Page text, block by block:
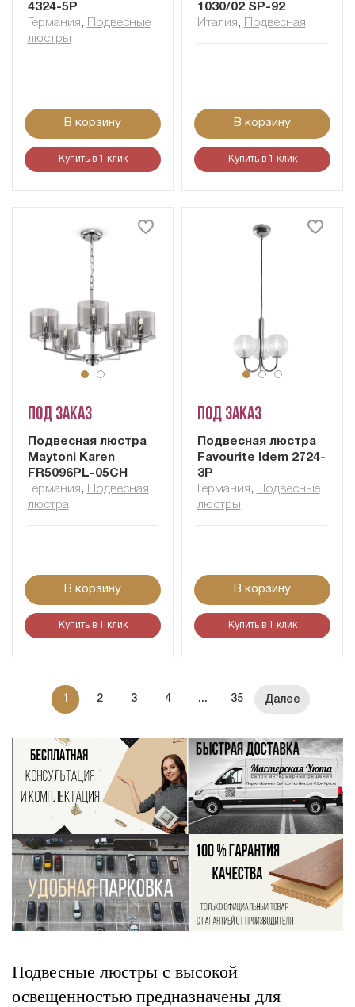
4324-5P
Германия ,
Подвесные
люстры
В корзину
Купить в 1 клик
1030/02 SP-92
Италия , Подвесная
В корзину
Купить в 1 клик
Под заказ
Подвесная люстра
Maytoni Karen
FR5096PL-05CH
Германия ,
Подвесная
люстра
В корзину
Купить в 1 клик
Под заказ
Подвесная люстра
Favourite Idem 2724-
3P
Германия ,
Подвесные
люстры
В корзину
Купить в 1 клик
1 2 3 4 ... 35
Подвесные люстры с высокой
освещенностью предназначены для